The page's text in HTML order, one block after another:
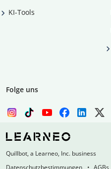
KI-Tools
Folge uns
Quillbot, a Learneo, Inc. business